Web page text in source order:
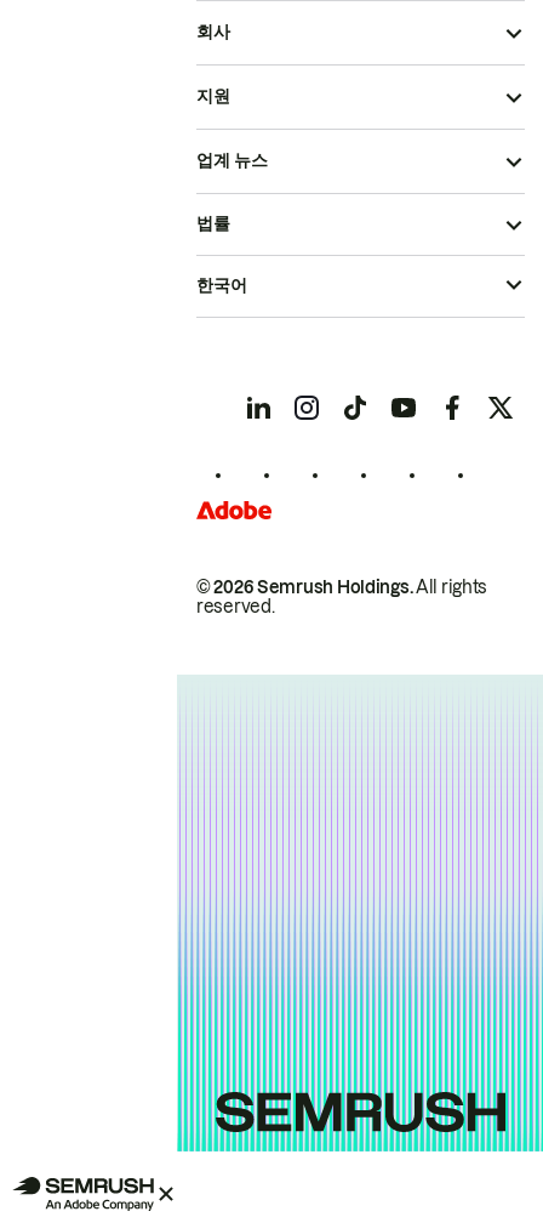
회사
지원
업계 뉴스
© 2026 Semrush Holdings.All rights
reserved.
법률
한국어